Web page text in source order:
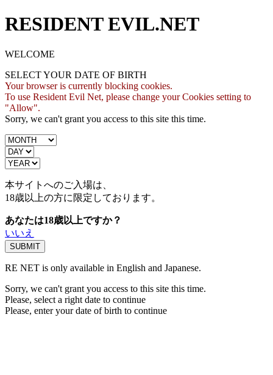
RESIDENT EVIL.NET
WELCOME
SELECT YOUR DATE OF BIRTH
Your browser is currently blocking cookies.
To use Resident Evil Net, please change your Cookies setting to
"Allow".
Sorry, we can't grant you access to this site this time.
本サイトへのご入場は、
18歳以上の方に限定しております。
あなたは18歳以上ですか？
いいえ
RE NET is only available in English and Japanese.
Sorry, we can't grant you access to this site this time.
Please, select a right date to continue
Please, enter your date of birth to continue